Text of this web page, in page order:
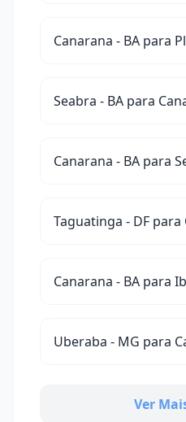
Canarana - BA para
Seabra - BA para
Canarana - BA para
Taguatinga - DF para
Canarana - BA para
Uberaba - MG para
Ver